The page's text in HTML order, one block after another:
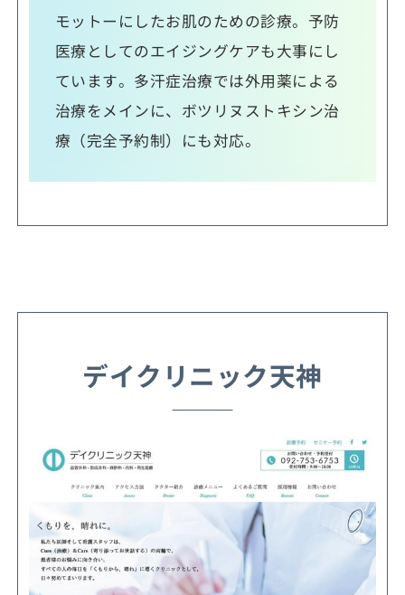
モットーにしたお肌のための診療。予防
医療としてのエイジングケアも大事にし
ています。多汗症治療では外用薬による
治療をメインに、ボツリヌストキシン治
療（完全予約制）にも対応。
デイクリニック天神